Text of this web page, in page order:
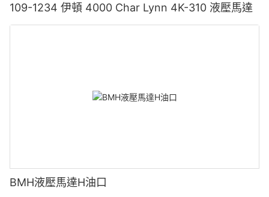
109-1234 伊頓 4000 Char Lynn 4K-310 液壓馬達
BMH液壓馬達H油口